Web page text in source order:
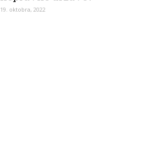
19. oktobra, 2022